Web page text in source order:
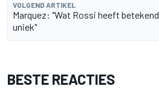
VOLGEND ARTIKEL
Marquez: "Wat Rossi heeft
uniek"
BESTE REACTIES